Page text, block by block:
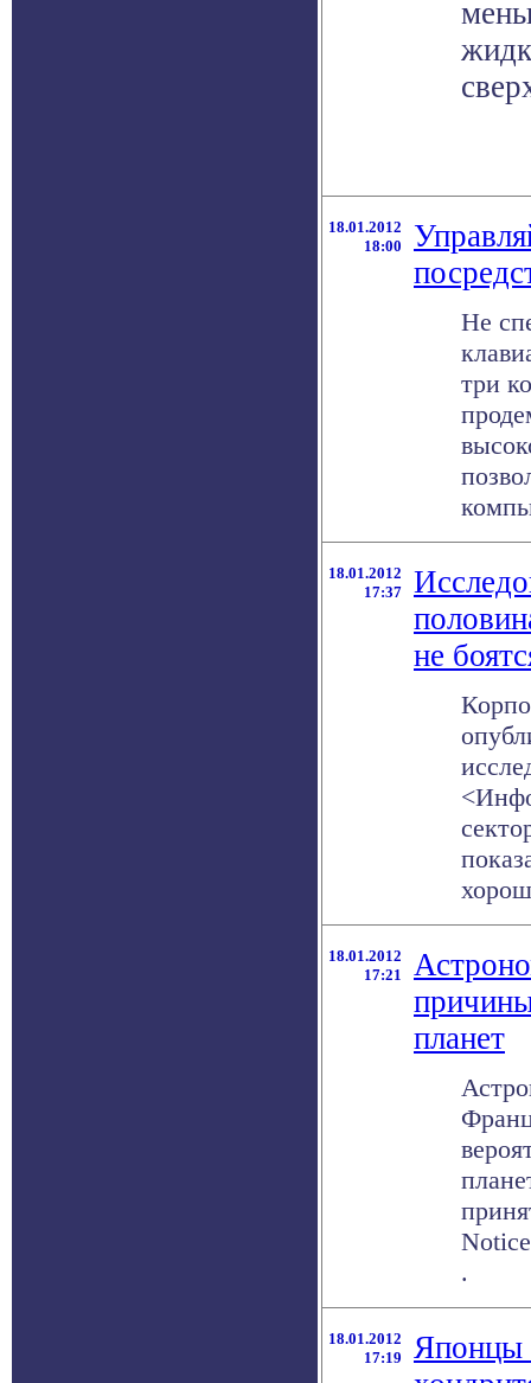
18.01.2012
18:00
Не
три
18.01.2012
17:37
не
18.01.2012
17:21
планет
.
18.01.2012
17:19
Японцы